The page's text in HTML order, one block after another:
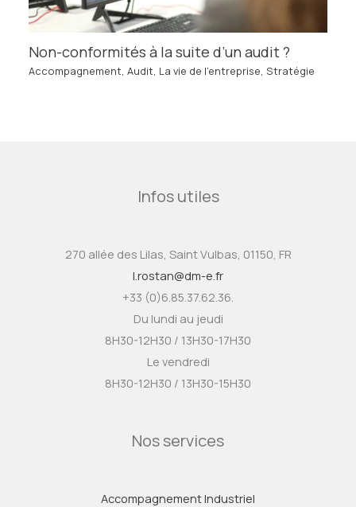
Non-conformités à la suite d’un audit ?
Accompagnement,Audit, La vie de l'entreprise,Stratégie
Infos utiles
270 allée des Lilas, Saint Vulbas, 01150, FR
l.rostan@dm-e.fr
+33 (0)6.85.37.62.36.
Du lundi au jeudi
8H30-12H30 / 13H30-17H30
Le vendredi
8H30-12H30 / 13H30-15H30
Nos services
Accompagnement Industriel